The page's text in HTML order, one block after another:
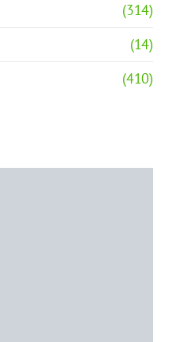
(314)
(14)
(410)